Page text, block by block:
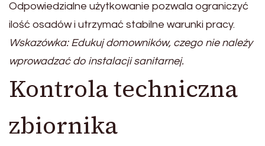
Odpowiedzialne użytkowanie pozwala ograniczyć
ilość osadów i utrzymać stabilne warunki pracy.
Wskazówka: Edukuj domowników, czego nie należy
wprowadzać do instalacji sanitarnej.
Kontrola techniczna
zbiornika